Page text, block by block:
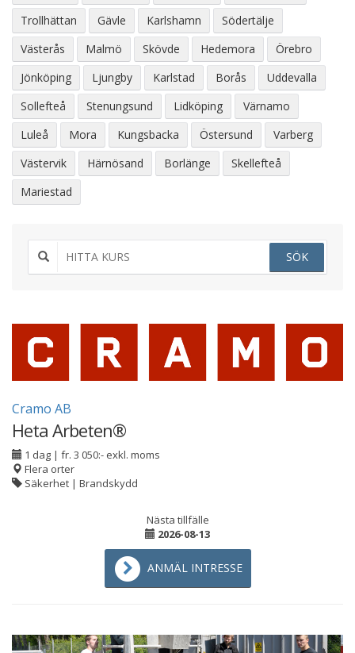
Trollhättan
Gävle Karlshamn
Södertälje
Västerås
Malmö Skövde Hedemora
Örebro
Jönköping
Ljungby Karlstad Borås
Uddevalla
Sollefteå
Stenungsund Lidköping
Värnamo
Luleå
Mora Kungsbacka Östersund
Varberg
Västervik
Härnösand Borlänge
Skellefteå
Mariestad
SÖK
Cramo AB
Heta Arbeten®
1 dag | fr. 3 050:- exkl. moms
Flera orter
Säkerhet | Brandskydd
Nästa tillfälle
2026-08-13
ANMÄL INTRESSE